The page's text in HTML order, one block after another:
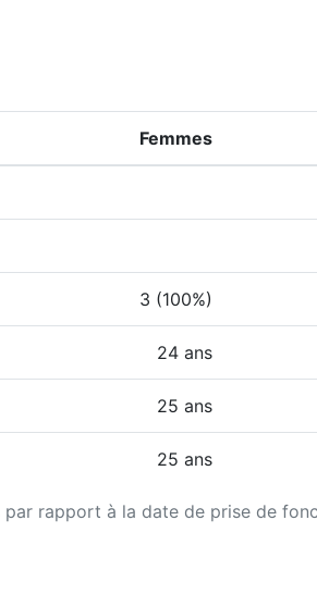
par rapport à la date de prise de
Femmes
3 (100%)
24 ans
25 ans
25 ans